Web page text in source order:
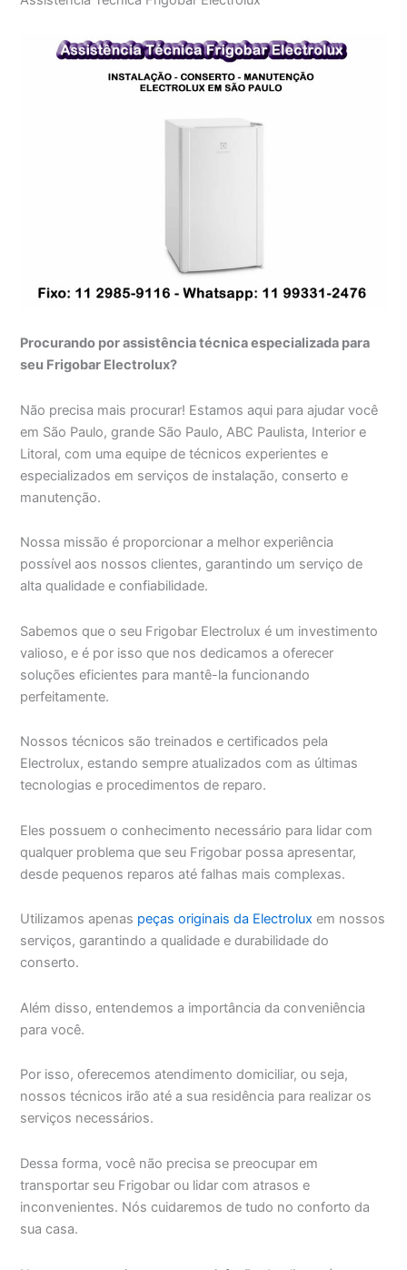
Procurando por assistência técnica especializada para
seu Frigobar Electrolux?
Não precisa mais procurar! Estamos aqui para ajudar você
em São Paulo, grande São Paulo, ABC Paulista, Interior e
Litoral, com uma equipe de técnicos experientes e
especializados em serviços de instalação, conserto e
manutenção.
Nossa missão é proporcionar a melhor experiência
possível aos nossos clientes, garantindo um serviço de
alta qualidade e confiabilidade.
Sabemos que o seu Frigobar Electrolux é um investimento
valioso, e é por isso que nos dedicamos a oferecer
soluções eficientes para mantê-la funcionando
perfeitamente.
Nossos técnicos são treinados e certificados pela
Electrolux, estando sempre atualizados com as últimas
tecnologias e procedimentos de reparo.
Eles possuem o conhecimento necessário para lidar com
qualquer problema que seu Frigobar possa apresentar,
desde pequenos reparos até falhas mais complexas.
Utilizamos apenas peças originais da Electrolux em nossos
serviços, garantindo a qualidade e durabilidade do
conserto.
Além disso, entendemos a importância da conveniência
para você.
Por isso, oferecemos atendimento domiciliar, ou seja,
nossos técnicos irão até a sua residência para realizar os
serviços necessários.
Dessa forma, você não precisa se preocupar em
transportar seu Frigobar ou lidar com atrasos e
inconvenientes. Nós cuidaremos de tudo no conforto da
sua casa.